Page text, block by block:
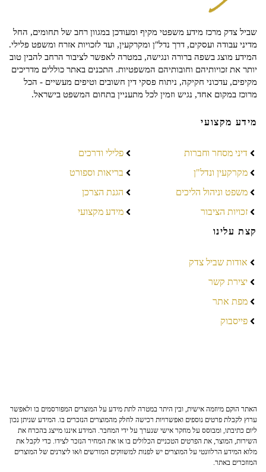
שביל צדק מרכז מידע משפטי מקיף ומעודכן במגוון רחב של תחומים, החל
מדיני עבודה ועסקים, דרך נדל"ן ומקרקעין, ועד לזכויות אזרח ומשפט פלילי.
המידע מוצג בשפה ברורה ונגישה, במטרה לאפשר לציבור הרחב להבין טוב
יותר את זכויותיהם וחובותיהם המשפטיות. התכנים באתר כוללים מדריכים
מקיפים, עדכוני חקיקה, ניתוח פסקי דין חשובים וטיפים מעשיים - הכל
מרוכז במקום אחד, נגיש וזמין לכל מתעניין בתחום המשפט בישראל.
מידע מקצועי
דיני מסחר וחברות
מקרקעין ונדל"ן
משפט וניהול הליכים
זכויות הציבור
פלילי ודרכים
בריאות וספורט
הגנת הצרכן
מידע מקצועי
קצת עלינו
אודות שביל צדק
יצירת קשר
מפת אתר
פייסבוק
האתר הוקם מיוזמה אישית, ובין היתר במטרה לתת מידע על המוצרים המפורסמים בו ולאפשר
ערוץ לקבלת פרטים נוספים ואפשרויות רכישה לחלק מהמוצרים הנזכרים בו. המידע שניתן נכון
ליום כתיבתו, ומבוסס על מחקר אישי שנערך על ידי המחבר. המידע איננו מייצג בהכרח את
השירות, המוצר, את הפרטים הטכניים הכלולים בו או את המחיר הנזכר לצידו. כדי לקבל את
מלוא המידע הרלוונטי על המוצרים יש לפנות למשווקים המורשים ו/או ליצרנים של המוצרים
המוזכרים באתר.